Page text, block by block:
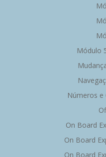
Módulo
Números e
On Board
On Board
On Board